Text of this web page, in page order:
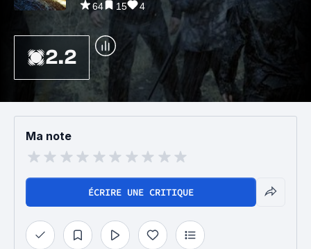
64 15 4
2.2
Ma note
ÉCRIRE UNE CRITIQUE